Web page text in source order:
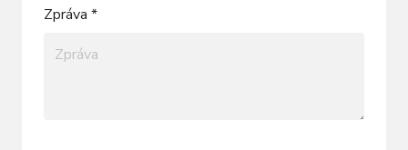
Zpráva *